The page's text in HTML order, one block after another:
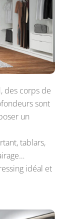
des corps de
sont
un
tablars,
idéal et